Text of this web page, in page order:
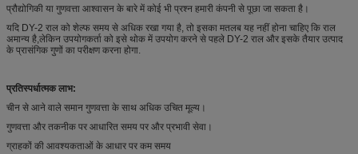
प्रौद्योगिकी या गुणवत्ता आश्वासन के बारे में कोई भी प्रश्न हमारी कंपनी से पूछा जा सकता है।
यदि DY-2 राल को शेल्फ समय से अधिक रखा गया है, तो इसका मतलब यह नहीं होना चाहिए कि राल
अमान्य है,लेकिन उपयोगकर्ता को इसे थोक में उपयोग करने से पहले DY-2 राल और इसके तैयार उत्पाद
के प्रासंगिक गुणों का परीक्षण करना होगा.
प्रतिस्पर्धात्मक लाभ:
चीन से आने वाले समान गुणवत्ता के साथ अधिक उचित मूल्य।
गुणवत्ता और तकनीक पर आधारित समय पर और प्रभावी सेवा।
ग्राहकों की आवश्यकताओं के आधार पर कम समय